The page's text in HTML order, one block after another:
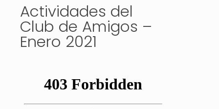
Actividades del
Club de Amigos –
Enero 2021